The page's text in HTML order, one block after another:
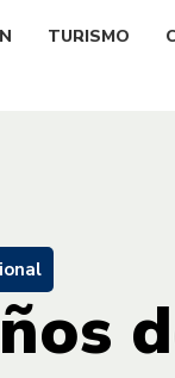
TURISMO